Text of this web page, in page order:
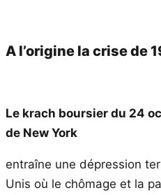
A l’origine la crise de
Le krach boursier du 24
de New York
entraîne une dépression
Unis où le chômage et la